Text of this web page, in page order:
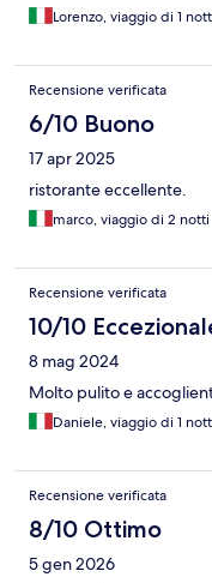
Lorenzo, viaggio di 1
Recensione verificata
6/10 Buono
17 apr 2025
ristorante eccellente.
marco, viaggio di 2 notti
Recensione verificata
10/10
8 mag 2024
Molto pulito e
Daniele, viaggio di 1
Recensione verificata
8/10 Ottimo
5 gen 2026